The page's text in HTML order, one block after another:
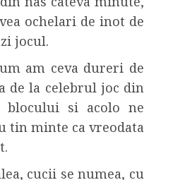
ochelari de inot de
jocul.
am ceva dureri de
de la celebrul joc din
si acolo ne
tin minte ca vreodata
cucii se numea, cu